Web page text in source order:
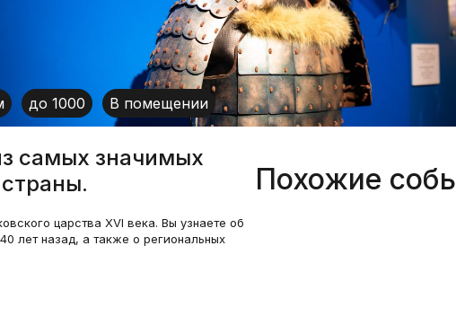
до 1000 В помещении
самых значимых
царства XVI века. Вы узнаете об
лет назад, а также о региональных
Похожие